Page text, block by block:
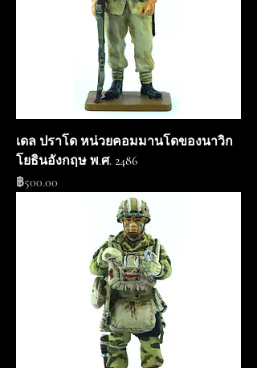
เดล ปราโด หน่วยคอมมานโดของนาวิก
โยธินอังกฤษ พ.ศ. 2486
ราคา
฿500.00